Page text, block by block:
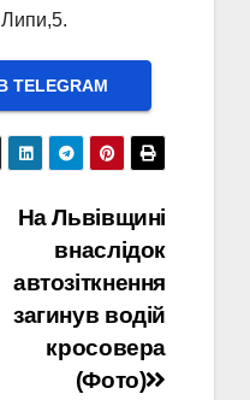
На Львівщині
внаслідок
автозіткнення
загинув водій
кросовера
(Фото)